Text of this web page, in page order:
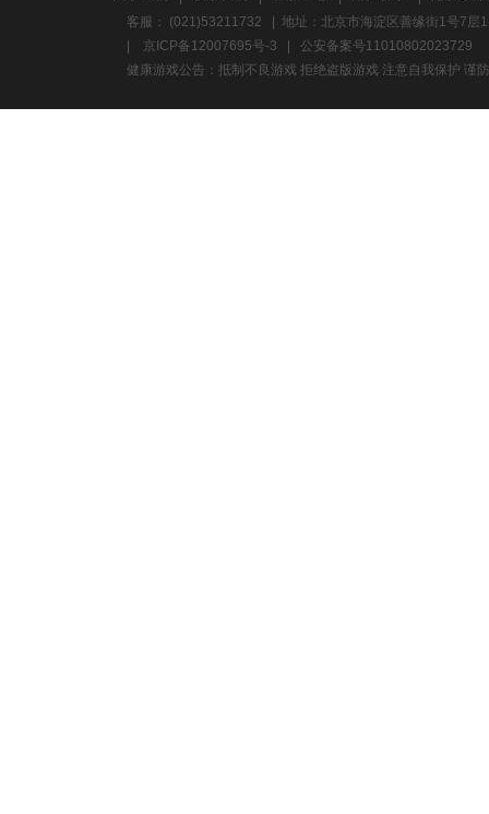
客服： (021)53211732 | 地址：北京市海淀区善缘街1号7
京ICP备12007695号-3
公安备案号11010802023729
健康游戏公告：抵制不良游戏 拒绝盗版游戏 注意自我保护 谨